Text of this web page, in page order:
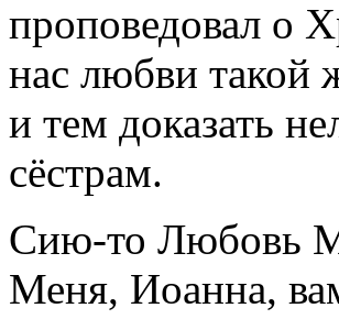
проповедовал о
нас любви такой
и тем доказать
сёстрам.
Сию-то Любовь
Меня, Иоанна,